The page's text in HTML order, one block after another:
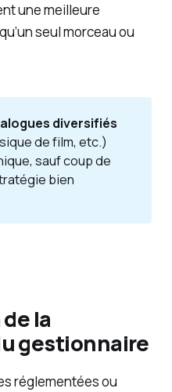
une meilleure
seul morceau ou
diversifiés
de film, etc.)
sauf coup de
bien
la
gestionnaire
réglementées ou